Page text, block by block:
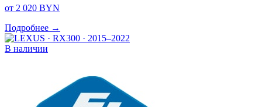
от 2 020 BYN
Подробнее →
В наличии